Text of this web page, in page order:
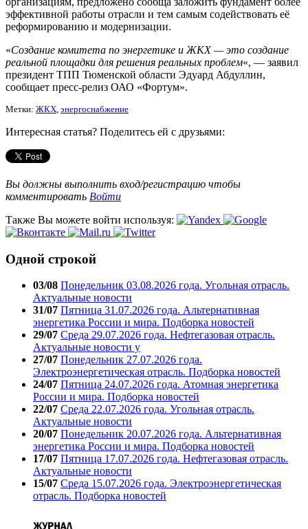
эффективной работы отрасли и тем самым содействовать её
реформированию и модернизации.
«Создание комитета по энергетике и ЖКХ — это создание
реальной площадки для решения реальных проблем«, — заявил
президент ТПП Тюменской области Эдуард Абдуллин,
сообщает пресс-релиз ОАО «Фортум».
Метки: ЖКХ, энергоснабжение
Интересная статья? Поделитесь ей с друзьями:
Вы должны выполнить вход/регистрацию чтобы
комментировать Войти
Также Вы можете войти используя:
Одной строкой
03/08 Понедельник 03.08.2026 года. Угольная отрасль.
Актуальные новости
31/07 Пятница 31.07.2026 года. Альтернативная
энергетика России и мира. Подборка новостей
29/07 Среда 29.07.2026 года. Нефтегазовая отрасль.
Актуальные новости у
27/07 Понедельник 27.07.2026 года.
Электроэнергетическая отрасль. Подборка новостей
24/07 Пятница 24.07.2026 года. Атомная энергетика
России и мира. Подборка новостей
22/07 Среда 22.07.2026 года. Угольная отрасль.
Актуальные новости
20/07 Понедельник 20.07.2026 года. Альтернативная
энергетика России и мира. Подборка новостей
17/07 Пятница 17.07.2026 года. Нефтегазовая отрасль.
Актуальные новости
15/07 Среда 15.07.2026 года. Электроэнергетическая
отрасль. Подборка новостей